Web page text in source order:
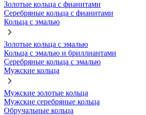
Золотые кольца с фианитами
Серебряные кольца с фианитами
Кольца с эмалью
Золотые кольца с эмалью
Кольца с эмалью и бриллиантами
Серебряные кольца с эмалью
Мужские кольца
Мужские золотые кольца
Мужские серебряные кольца
Обручальные кольца